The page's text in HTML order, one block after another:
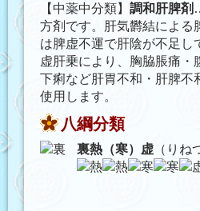
【中薬中分類】 調和肝脾剤
方剤です。肝気欝結による
は脾虚不運で肝陰が不足し
虚肝乗により、胸脇脹痛・
下痢など肝胃不和・肝脾不
使用します。
八綱分類
裏熱（寒）虚 （りね